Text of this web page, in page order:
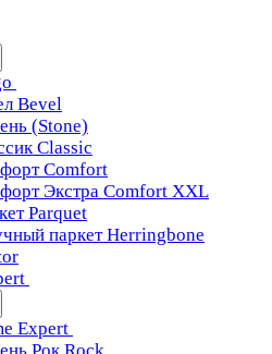
Bevel
(Stone)
Classic
Comfort
Экстра Comfort XXL
Parquet
паркет Herringbone
Expert